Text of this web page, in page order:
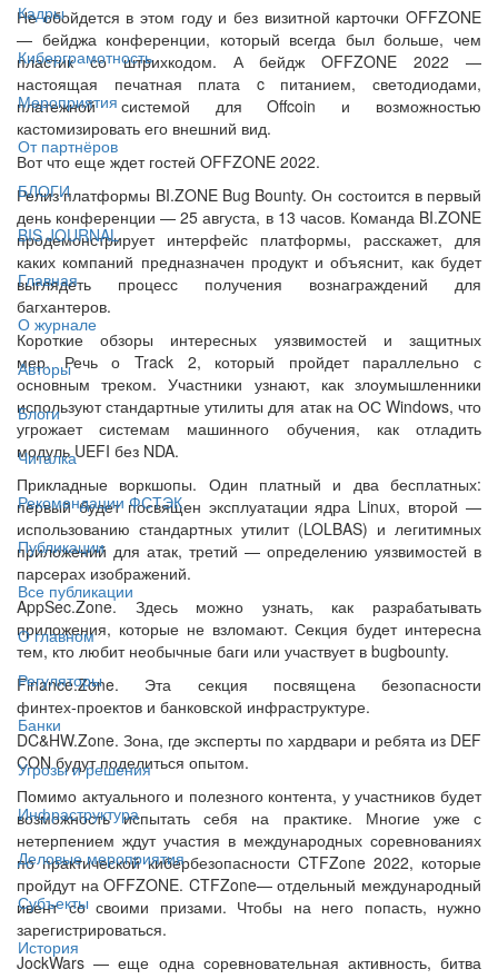
Кадры
Киберграмотность
Мероприятия
От партнёров
БЛОГИ
BIS JOURNAL
Главная
О журнале
Авторы
Блоги
Читалка
Рекомендации ФСТЭК
Публикации
Все публикации
О главном
Регуляторы
Банки
Угрозы и решения
Инфраструктура
Деловые мероприятия
Субъекты
История
Не обойдется в этом году и без визитной карточки OFFZONE
— бейджа конференции, который всегда был больше, чем
пластик со штрихкодом. А бейдж OFFZONE 2022 —
настоящая печатная плата c питанием, светодиодами,
платежной системой для Offcoin и возможностью
кастомизировать его внешний вид.
Вот что еще ждет гостей OFFZONE 2022.
Релиз платформы BI.ZONE Bug Bounty. Он состоится в первый
день конференции — 25 августа, в 13 часов. Команда BI.ZONE
продемонстрирует интерфейс платформы, расскажет, для
каких компаний предназначен продукт и объяснит, как будет
выглядеть процесс получения вознаграждений для
багхантеров.
Короткие обзоры интересных уязвимостей и защитных
мер. Речь о Track 2, который пройдет параллельно с
основным треком. Участники узнают, как злоумышленники
используют стандартные утилиты для атак на ОС Windows, что
угрожает системам машинного обучения, как отладить
модуль UEFI без NDA.
Прикладные воркшопы. Один платный и два бесплатных:
первый будет посвящен эксплуатации ядра Linux, второй —
использованию стандартных утилит (LOLBAS) и легитимных
приложений для атак, третий — определению уязвимостей в
парсерах изображений.
AppSec.Zone. Здесь можно узнать, как разрабатывать
приложения, которые не взломают. Секция будет интересна
тем, кто любит необычные баги или участвует в bugbounty.
Finance.Zone. Эта секция посвящена безопасности
финтех‑проектов и банковской инфраструктуре.
DC&HW.Zone. Зона, где эксперты по хардвари и ребята из DEF
CON будут поделиться опытом.
Помимо актуального и полезного контента, у участников будет
возможность испытать себя на практике. Многие уже с
нетерпением ждут участия в международных соревнованиях
по практической кибербезопасности CTFZone 2022, которые
пройдут на OFFZONE. CTFZone— отдельный международный
ивент со своими призами. Чтобы на него попасть, нужно
зарегистрироваться.
JockWars — еще одна соревновательная активность, битва